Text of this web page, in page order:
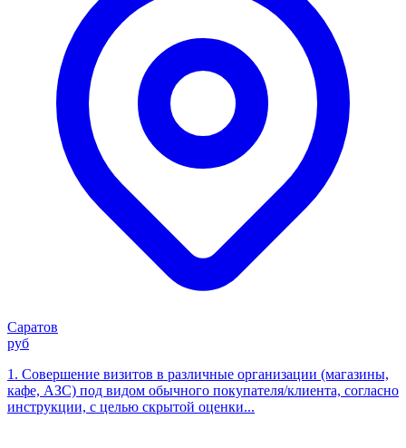
Саратов
руб
1. Совершение визитов в различные организации (магазины,
кафе, АЗС) под видом обычного покупателя/клиента, согласно
инструкции, с целью скрытой оценки...